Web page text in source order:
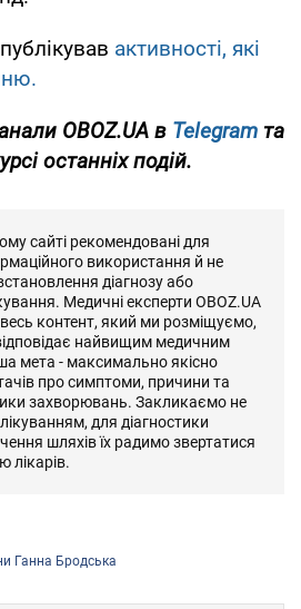
активності, які
OBOZ.UA в Telegram та
останніх подій.
сайті рекомендовані для
використання й не
діагнозу або
Медичні експерти OBOZ.UA
контент, який ми розміщуємо,
найвищим медичним
мета - максимально якісно
про симптоми, причини та
захворювань. Закликаємо не
для діагностики
шляхів їх радимо звертатися
лікарів.
Ганна Бродська